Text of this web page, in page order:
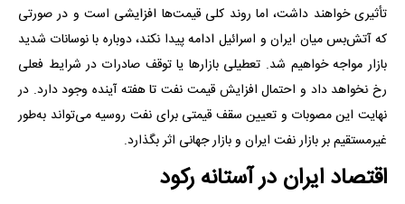
تأثیری خواهند داشت، اما روند کلی قیمت‌ها افزایشی است و در صورتی
که آتش‌بس میان ایران و اسرائیل ادامه پیدا نکند، دوباره با نوسانات شدید
بازار مواجه خواهیم شد. تعطیلی بازارها یا توقف صادرات در شرایط فعلی
رخ نخواهد داد و احتمال افزایش قیمت نفت تا هفته آینده وجود دارد. در
نهایت این مصوبات و تعیین سقف قیمتی برای نفت روسیه می‌تواند به‌طور
غیرمستقیم بر بازار نفت ایران و بازار جهانی اثر بگذارد.
اقتصاد ایران در آستانه رکود